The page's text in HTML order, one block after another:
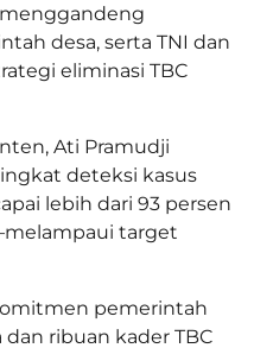
desa, serta TNI dan
eliminasi TBC
Ati Pramudji
deteksi kasus
lebih dari 93 persen
target
pemerintah
ribuan kader TBC